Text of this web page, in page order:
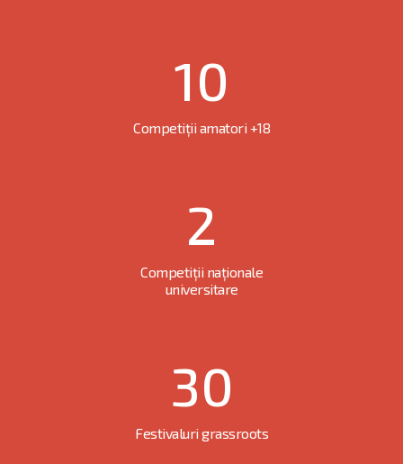
10
Competiții amatori +18
2
Competiții naționale
universitare
30
Festivaluri grassroots